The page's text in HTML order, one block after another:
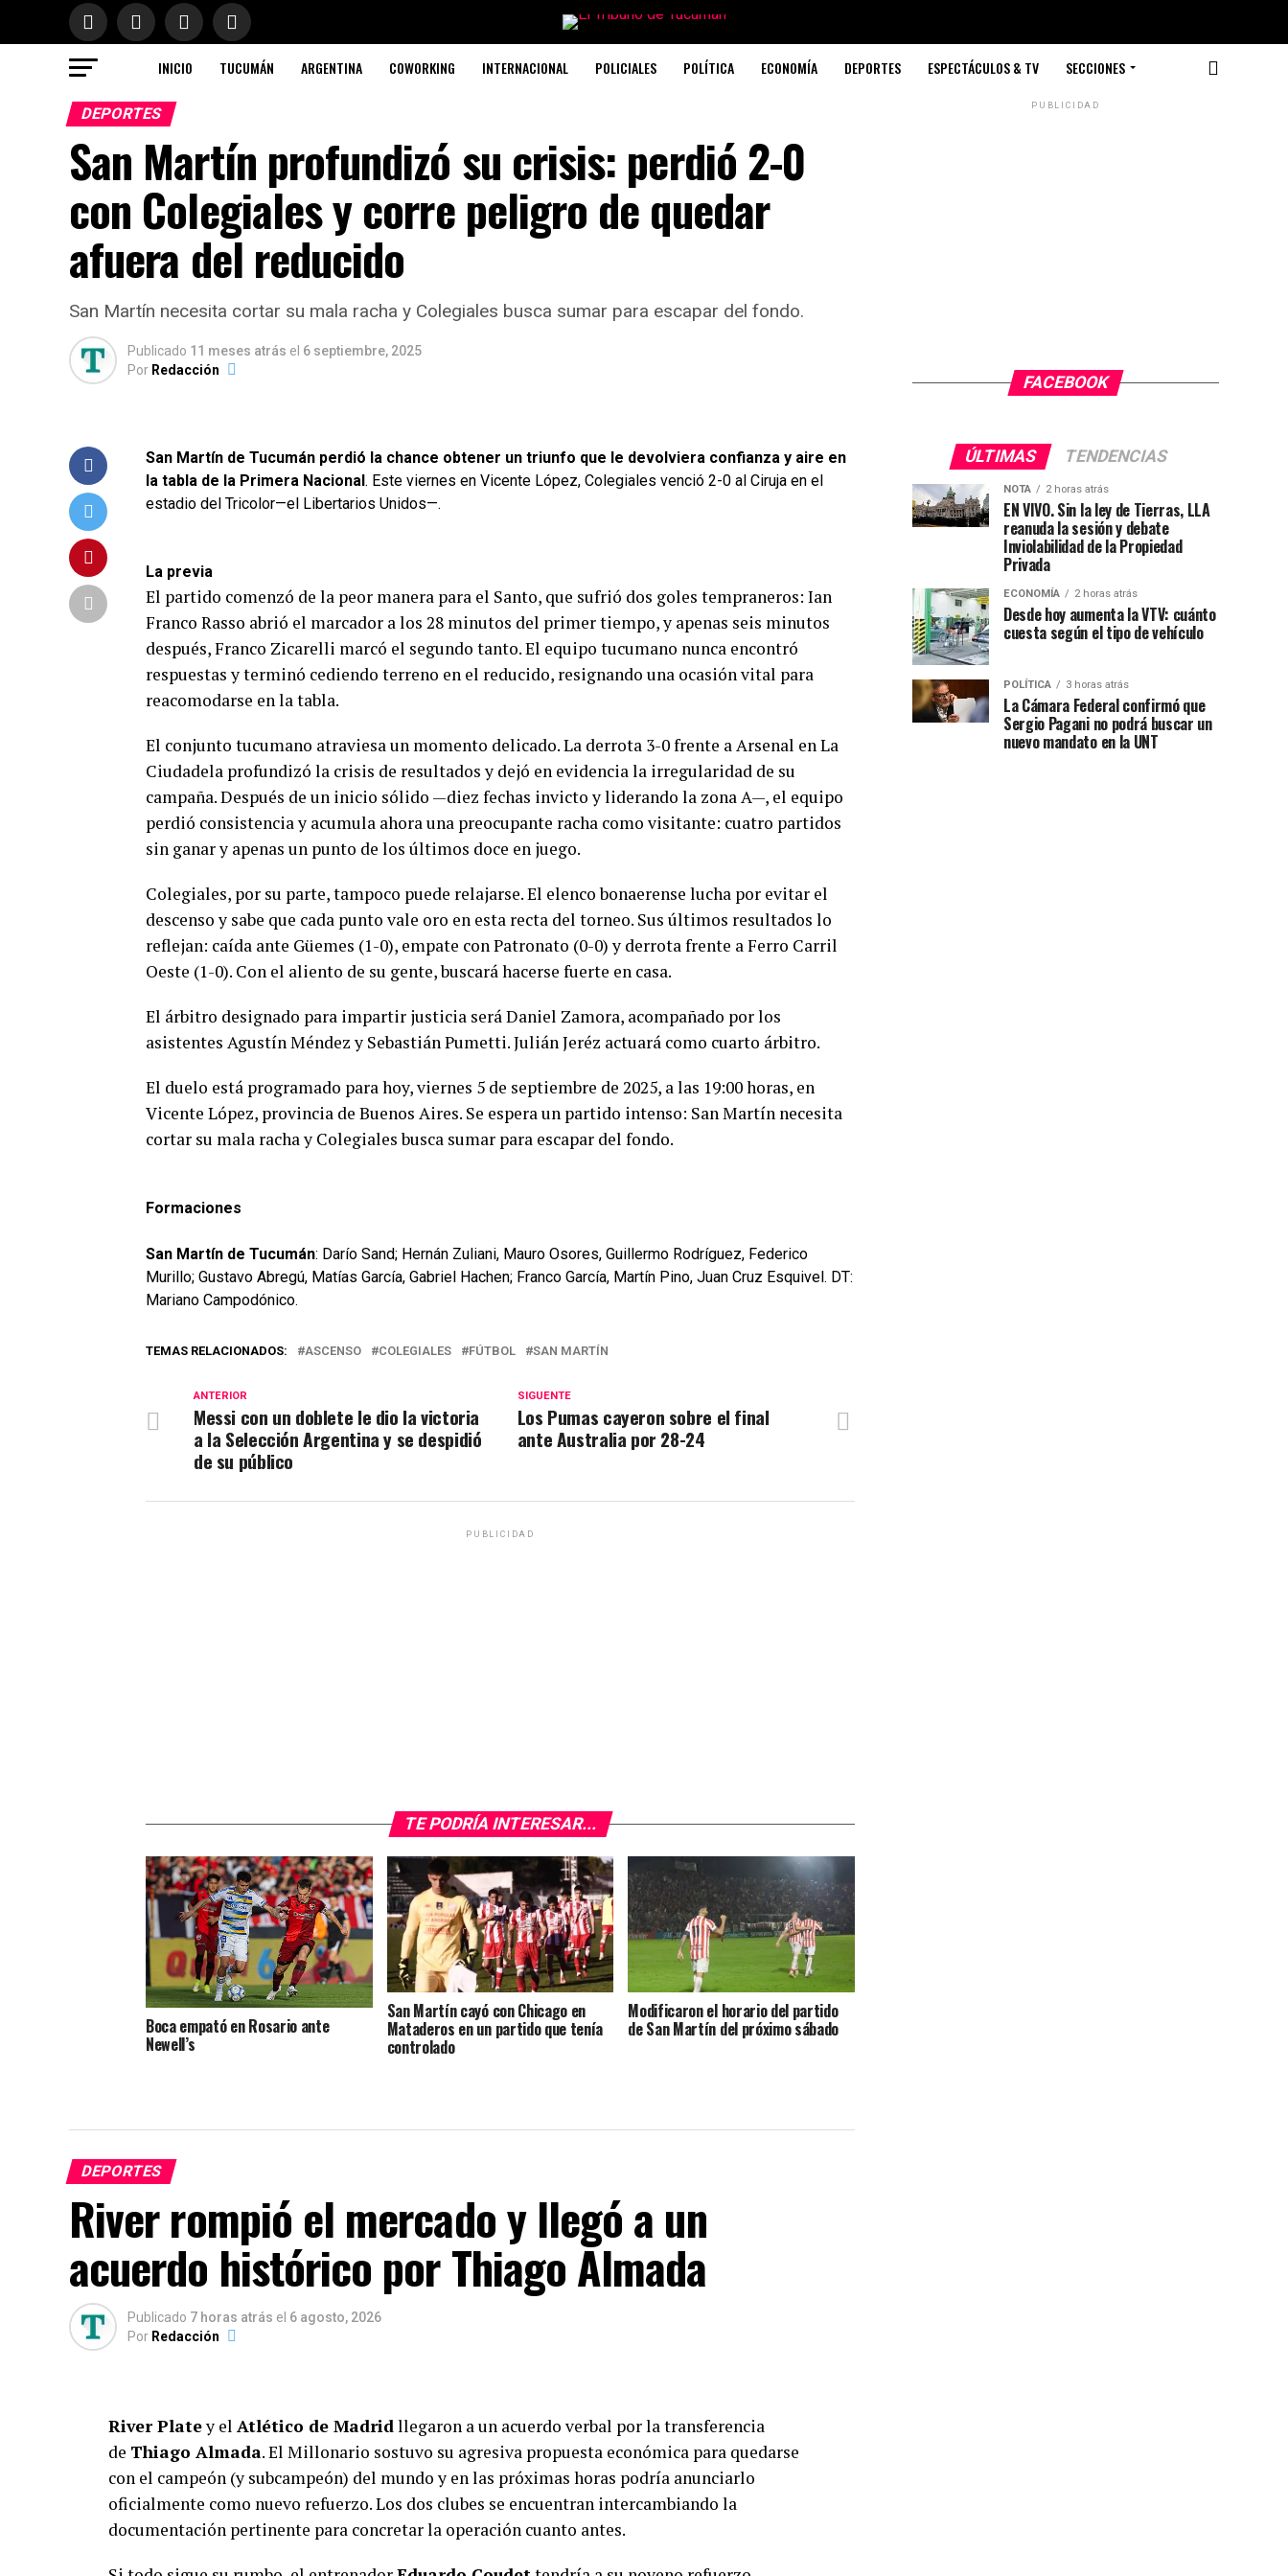
INICIO TUCUMÁN ARGENTINA COWORKING INTERNACIONAL POLICIALES POLÍTICA ECONOMÍA DEPORTES ESPECTÁCULOS & TV SECCIONES
DEPORTES
San Martín profundizó su crisis: perdió 2-0
con Colegiales y corre peligro de quedar
afuera del reducido
San Martín necesita cortar su mala racha y Colegiales busca sumar para escapar del fondo.
Publicado 11 meses atrás el 6 septiembre, 2025
Por Redacción
San Martín de Tucumán perdió la chance obtener un triunfo que le devolviera confianza y aire en
la tabla de la Primera Nacional. Este viernes en Vicente López, Colegiales venció 2-0 al Ciruja en el
estadio del Tricolor—el Libertarios Unidos—.
La previa
El partido comenzó de la peor manera para el Santo, que sufrió dos goles tempraneros: Ian
Franco Rasso abrió el marcador a los 28 minutos del primer tiempo, y apenas seis minutos
después, Franco Zicarelli marcó el segundo tanto. El equipo tucumano nunca encontró
respuestas y terminó cediendo terreno en el reducido, resignando una ocasión vital para
reacomodarse en la tabla.
El conjunto tucumano atraviesa un momento delicado. La derrota 3-0 frente a Arsenal en La
Ciudadela profundizó la crisis de resultados y dejó en evidencia la irregularidad de su
campaña. Después de un inicio sólido —diez fechas invicto y liderando la zona A—, el equipo
perdió consistencia y acumula ahora una preocupante racha como visitante: cuatro partidos
sin ganar y apenas un punto de los últimos doce en juego.
Colegiales, por su parte, tampoco puede relajarse. El elenco bonaerense lucha por evitar el
descenso y sabe que cada punto vale oro en esta recta del torneo. Sus últimos resultados lo
reflejan: caída ante Güemes (1-0), empate con Patronato (0-0) y derrota frente a Ferro Carril
Oeste (1-0). Con el aliento de su gente, buscará hacerse fuerte en casa.
El árbitro designado para impartir justicia será Daniel Zamora, acompañado por los
asistentes Agustín Méndez y Sebastián Pumetti. Julián Jeréz actuará como cuarto árbitro.
El duelo está programado para hoy, viernes 5 de septiembre de 2025, a las 19:00 horas, en
Vicente López, provincia de Buenos Aires. Se espera un partido intenso: San Martín necesita
cortar su mala racha y Colegiales busca sumar para escapar del fondo.
Formaciones
San Martín de Tucumán: Darío Sand; Hernán Zuliani, Mauro Osores, Guillermo Rodríguez, Federico
Murillo; Gustavo Abregú, Matías García, Gabriel Hachen; Franco García, Martín Pino, Juan Cruz Esquivel. DT:
Mariano Campodónico.
TEMAS RELACIONADOS: ASCENSO COLEGIALES FÚTBOL SAN MARTÍN
SIGUENTE
Los Pumas cayeron sobre el final
ante Australia por 28-24
ANTERIOR
Messi con un doblete le dio la victoria
a la Selección Argentina y se despidió
de su público
PUBLICIDAD
TE PODRÍA INTERESAR...
Boca empató en Rosario ante
Newell’s
San Martín cayó con Chicago en
Mataderos en un partido que tenía
controlado
Modificaron el horario del partido
de San Martín del próximo sábado
DEPORTES
River rompió el mercado y llegó a un
acuerdo histórico por Thiago Almada
Publicado 7 horas atrás el 6 agosto, 2026
Por Redacción
River Platey el Atlético de Madridllegaron a un acuerdo verbal por la transferencia
de Thiago Almada. El Millonario sostuvo su agresiva propuesta económica para quedarse
con el campeón (y subcampeón) del mundo y en las próximas horas podría anunciarlo
oficialmente como nuevo refuerzo. Los dos clubes se encuentran intercambiando la
documentación pertinente para concretar la operación cuanto antes.
PUBLICIDAD
FACEBOOK
ÚLTIMAS TENDENCIAS
NOTA 2 horas atrás
EN VIVO. Sin la ley de Tierras, LLA
reanuda la sesión y debate
Inviolabilidad de la Propiedad
Privada
ECONOMÍA 2 horas atrás
Desde hoy aumenta la VTV: cuánto
cuesta según el tipo de vehículo
POLÍTICA 3 horas atrás
La Cámara Federal confirmó que
Sergio Pagani no podrá buscar un
nuevo mandato en la UNT